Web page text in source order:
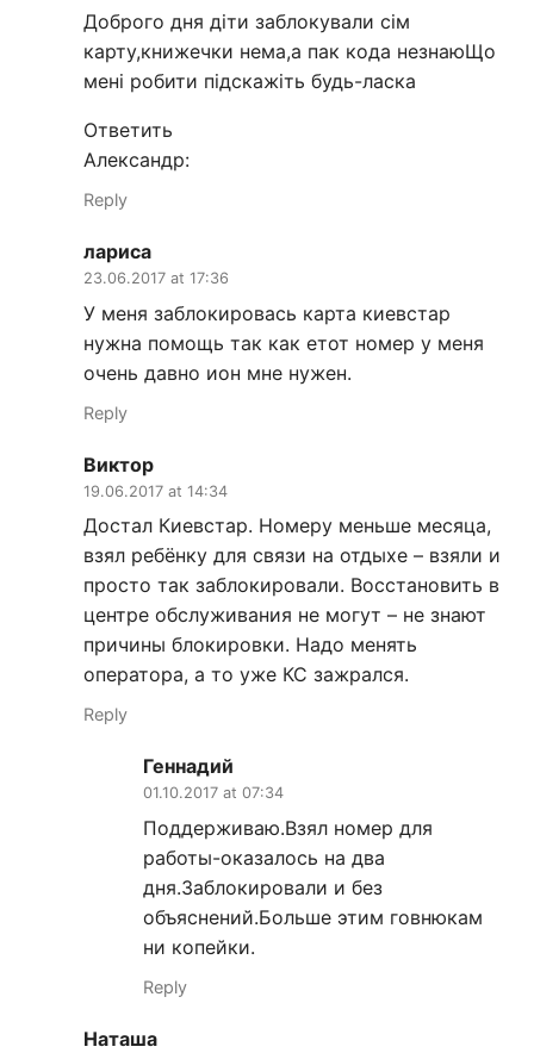
Доброго дня діти заблокували сім
карту,книжечки нема,а пак кода незнаюЩо
мені робити підскажіть будь-ласка
Ответить
Александр:
Reply
лариса
23.06.2017 at 17:36
У меня заблокировась карта киевстар
нужна помощь так как етот номер у меня
очень давно ион мне нужен.
Reply
Виктор
19.06.2017 at 14:34
Достал Киевстар. Номеру меньше месяца,
взял ребёнку для связи на отдыхе – взяли и
просто так заблокировали. Восстановить в
центре обслуживания не могут – не знают
причины блокировки. Надо менять
оператора, а то уже КС зажрался.
Reply
Геннадий
01.10.2017 at 07:34
Поддерживаю.Взял номер для
работы-оказалось на два
дня.Заблокировали и без
объяснений.Больше этим говнюкам
ни копейки.
Reply
Наташа